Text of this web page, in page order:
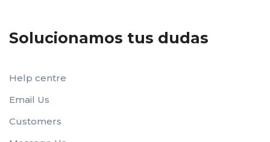
Solucionamos tus dudas
Help centre
Email Us
Customers